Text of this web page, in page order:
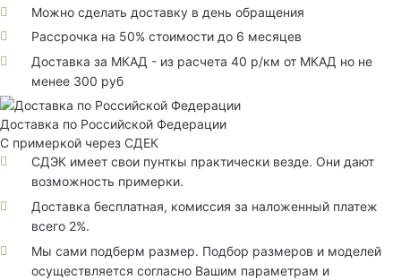
Можно сделать доставку в день обращения
Рассрочка на 50% стоимости до 6 месяцев
Доставка за МКАД - из расчета 40 р/км от МКАД но не
менее 300 руб
Доставка по Российской Федерации
С примеркой через СДЕК
СДЭК имеет свои пунткы практически везде. Они дают
возможность примерки.
Доставка бесплатная, комиссия за наложенный платеж
всего 2%.
Мы сами подберм размер. Подбор размеров и моделей
осуществляется согласно Вашим параметрам и